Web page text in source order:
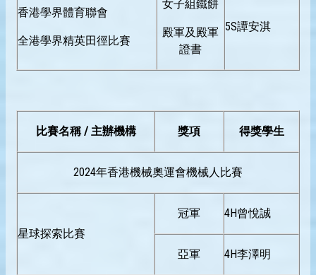
香港學界體育聯會
全港學界精英田徑比賽
女子組鐵餅
殿軍及殿軍
證書
5S譚安淇
比賽名稱 / 主辦機構 獎項 得獎學生
2024年香港機械奧運會機械人比賽
星球探索比賽
冠軍 4H曾悅誠
亞軍 4H李澤明